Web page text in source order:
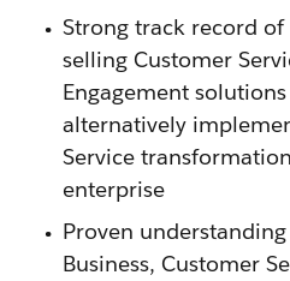
Strong track record of
selling Customer
Engagement
alternatively
Service
enterprise
Proven
Business, Customer